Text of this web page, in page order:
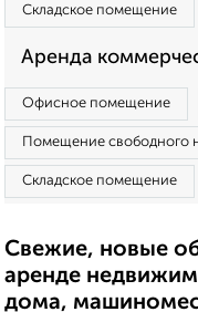
Складское помещение
Аренда
Офисное помещение
Помещение свободного
Складское помещение
Свежие, новые
аренде
дома,